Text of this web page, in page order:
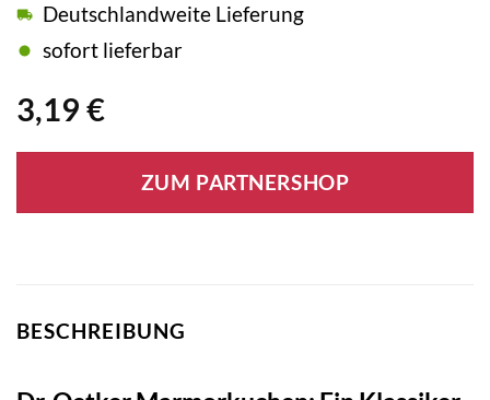
3,19 €
Deutschlandweite Lieferung
sofort lieferbar
ZUM PARTNERSHOP
BESCHREIBUNG